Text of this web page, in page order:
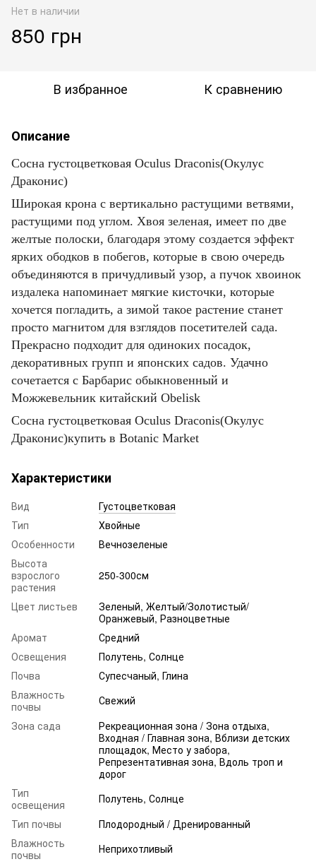
Нет в наличии
850 грн
В избранное К сравнению
Описание
Сосна густоцветковая Oculus Draconis(Окулус
Драконис)
Широкая крона с вертикально растущими ветвями,
растущими под углом. Хвоя зеленая, имеет по две
желтые полоски, благодаря этому создается эффект
ярких ободков в побегов, которые в свою очередь
объединяются в причудливый узор, а пучок хвоинок
издалека напоминает мягкие кисточки, которые
хочется погладить, а зимой такое растение станет
просто магнитом для взглядов посетителей сада.
Прекрасно подходит для одиноких посадок,
декоративных групп и японских садов. Удачно
сочетается с Барбарис обыкновенный и
Можжевельник китайский Obelisk
Сосна густоцветковая Oculus Draconis(Окулус
Драконис)купить в Botanic Market
Характеристики
Вид
Густоцветковая
Тип
Хвойные
Особенности
Вечнозеленые
Высота
взрослого
растения
250-300см
Цвет листьев
Зеленый, Желтый/Золотистый/
Оранжевый, Разноцветные
Аромат
Средний
Освещения
Полутень, Солнце
Почва
Супесчаный, Глина
Влажность
почвы
Свежий
Зона сада
Рекреационная зона / Зона отдыха,
Входная / Главная зона, Вблизи детских
площадок, Место у забора,
Репрезентативная зона, Вдоль троп и
дорог
Тип
освещения
Полутень, Солнце
Тип почвы
Плодородный / Дренированный
Влажность
почвы
Неприхотливый